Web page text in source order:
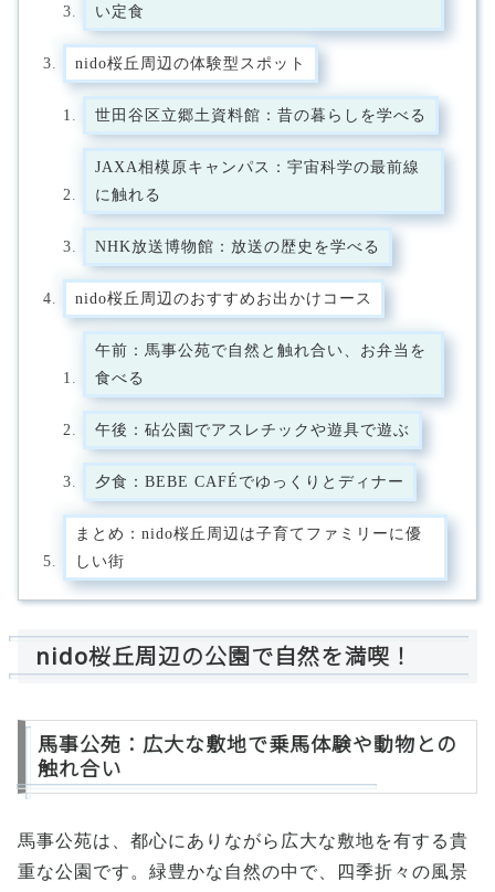
い定食
nido桜丘周辺の体験型スポット
世田谷区立郷土資料館：昔の暮らしを学べる
JAXA相模原キャンパス：宇宙科学の最前線
に触れる
NHK放送博物館：放送の歴史を学べる
nido桜丘周辺のおすすめお出かけコース
午前：馬事公苑で自然と触れ合い、お弁当を
食べる
午後：砧公園でアスレチックや遊具で遊ぶ
夕食：BEBE CAFÉでゆっくりとディナー
まとめ：nido桜丘周辺は子育てファミリーに優
しい街
nido桜丘周辺の公園で自然を満喫！
馬事公苑：広大な敷地で乗馬体験や動物との
触れ合い
馬事公苑は、都心にありながら広大な敷地を有する貴
重な公園です。緑豊かな自然の中で、四季折々の風景